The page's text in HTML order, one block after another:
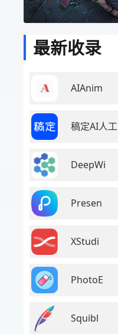
最新收录
AIAnim
稿定AI人工
DeepWi
Presen
XStudi
PhotoE
Squibl